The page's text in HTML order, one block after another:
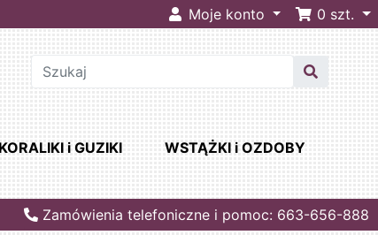
Moje konto 0 szt.
KORALIKI i GUZIKI WSTĄŻKI i OZDOBY
Zamówienia telefoniczne i pomoc: 663-656-888